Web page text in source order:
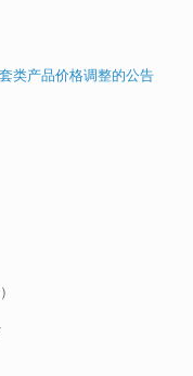
类产品价格调整的公告